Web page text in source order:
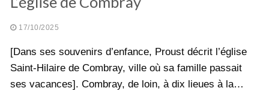
17/10/2025
[Dans ses souvenirs d’enfance, Proust décrit l’église
Saint-Hilaire de Combray, ville où sa famille passait
ses vacances]. Combray, de loin, à dix lieues à la…